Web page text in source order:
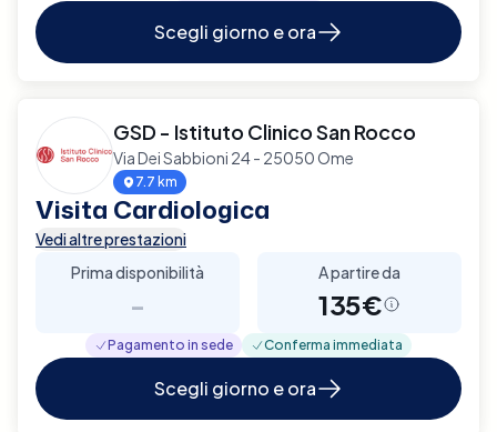
Scegli giorno e ora
GSD - Istituto Clinico San Rocco
Via Dei Sabbioni 24 - 25050 Ome
7.7 km
Visita Cardiologica
Vedi altre prestazioni
Prima disponibilità
-
A partire da
135€
Pagamento in sede Conferma immediata
Scegli giorno e ora